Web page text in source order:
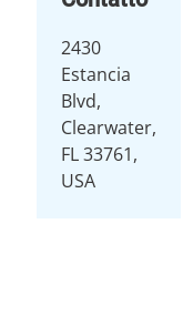
2430
Estancia
Blvd,
Clearwater,
FL 33761,
USA